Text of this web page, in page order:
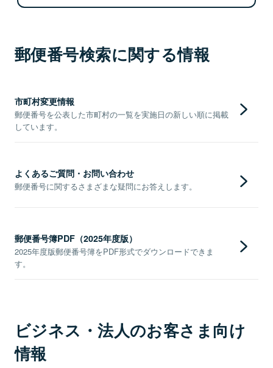
郵便番号検索に関する情報
市町村変更情報
郵便番号を公表した市町村の一覧を実施日の新しい順に掲載
しています。
よくあるご質問・お問い合わせ
郵便番号に関するさまざまな疑問にお答えします。
郵便番号簿PDF（2025年度版）
2025年度版郵便番号簿をPDF形式でダウンロードできま
す。
ビジネス・法人のお客さま向け
情報